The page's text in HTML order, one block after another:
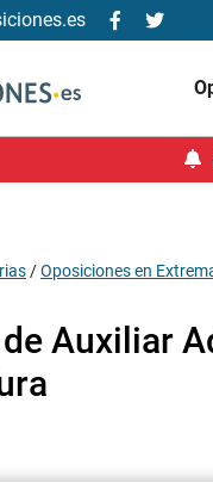
/Oposiciones en
Auxiliar